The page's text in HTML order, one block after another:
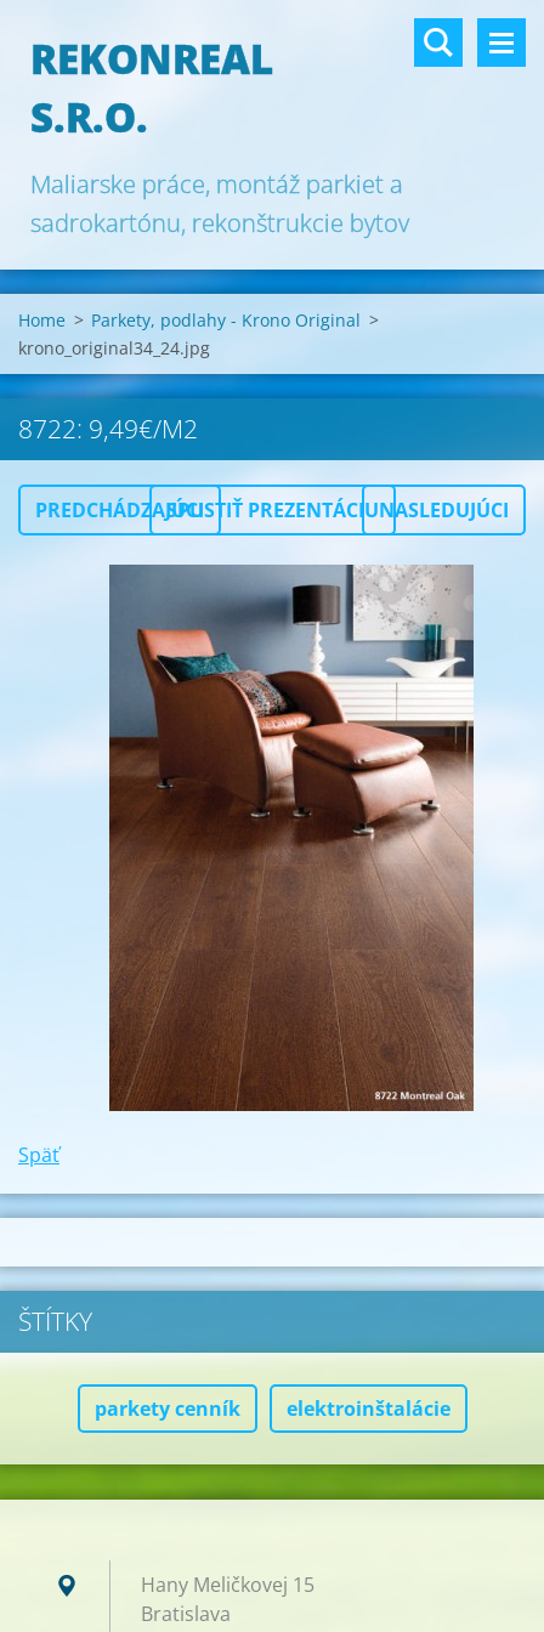
REKONREAL
S.R.O.
Maliarske práce, montáž parkiet a
sadrokartónu, rekonštrukcie bytov
Bratislava.
Home > Parkety, podlahy - Krono Original >
krono_original34_24.jpg
8722: 9,49€/M2
PREDCHÁDZAJÚCISPUSTIŤ PREZENTÁCIUNASLEDUJÚCI
Späť
ŠTÍTKY
parkety cenník elektroinštalácie
Hany Meličkovej 15
Bratislava